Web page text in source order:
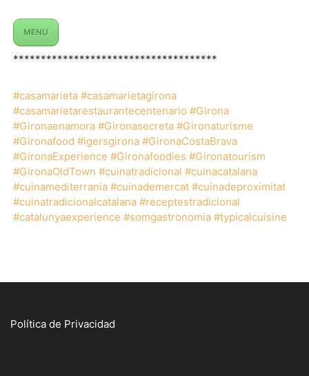
MENU
*************************************
#casamarieta #casamarietagirona
#casamarietarestaurantecentenario #Girona
#Gironaenamora #Gironasecreta #Gironaturisme
#Gironafood #igersgirona #GironaCostaBrava
#GironaExperience #Gironafoodies #Gironatourism
#GironaOldTown #cuinatradicional #cuinacatalana
#cuinamediterrania #cuinademercat #cuinadeproximitat
#cuinatradicionalcatalana #receptestradicional
#catalunyaexperience #somgastronomia #typicalcuisine
Política de Privacidad